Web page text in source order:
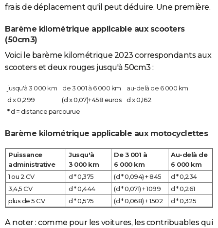
frais de déplacement qu'il peut déduire. Une première.
Barème kilométrique applicable aux scooters
(50cm3)
Voici le barème kilométrique 2023 correspondants aux
scooters et deux rouges jusqu'à 50cm3 :
jusqu'à 3 000 km de 3 001 à 6 000 km
au-delà de 6 000 km
d x 0,299
(d x 0,07)+458 euros
d x 0,162
* d = distance parcourue
Barème kilométrique applicable aux motocyclettes
Puissance
administrative
Jusqu'à
3 000 km
De 3 001 à
6 000 km
Au-delà de
6 000 km
1 ou 2 CV
d * 0,375 (d * 0,094) + 845
d * 0,234
3,4,5 CV
d * 0,444 (d * 0,071) + 1099
d * 0,261
plus de 5 CV
d * 0,575 (d * 0,068) + 1502 d * 0,325
A noter : comme pour les voitures, les contribuables qui